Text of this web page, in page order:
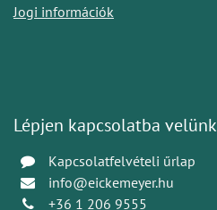
Jogi információk
Lépjen kapcsolatba velünk
Kapcsolatfelvételi űrlap
info@eickemeyer.hu
+36 1 206 9555